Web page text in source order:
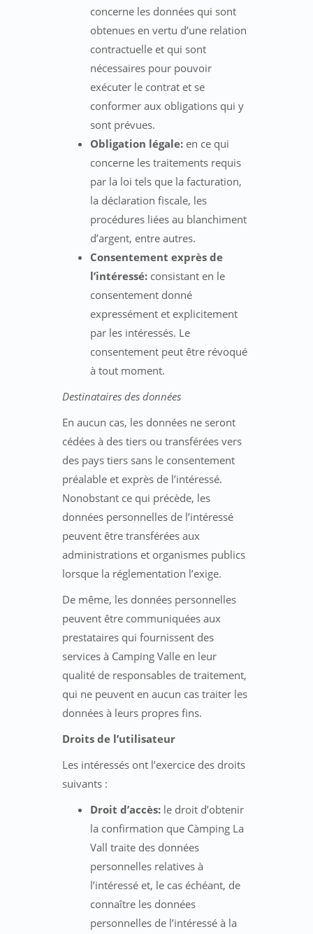
concerne les données qui sont
obtenues en vertu d’une relation
contractuelle et qui sont
nécessaires pour pouvoir
exécuter le contrat et se
conformer aux obligations qui y
sont prévues.
Obligation légale: en ce qui
concerne les traitements requis
par la loi tels que la facturation,
la déclaration fiscale, les
procédures liées au blanchiment
d’argent, entre autres.
Consentement exprès de
l’intéressé: consistant en le
consentement donné
expressément et explicitement
par les intéressés. Le
consentement peut être révoqué
à tout moment.
Destinataires des données
En aucun cas, les données ne seront
cédées à des tiers ou transférées vers
des pays tiers sans le consentement
préalable et exprès de l’intéressé.
Nonobstant ce qui précède, les
données personnelles de l’intéressé
peuvent être transférées aux
administrations et organismes publics
lorsque la réglementation l’exige.
De même, les données personnelles
peuvent être communiquées aux
prestataires qui fournissent des
services à Camping Valle en leur
qualité de responsables de traitement,
qui ne peuvent en aucun cas traiter les
données à leurs propres fins.
Droits de l’utilisateur
Les intéressés ont l’exercice des droits
suivants :
Droit d’accès: le droit d’obtenir
la confirmation que Càmping La
Vall traite des données
personnelles relatives à
l’intéressé et, le cas échéant, de
connaître les données
personnelles de l’intéressé à la